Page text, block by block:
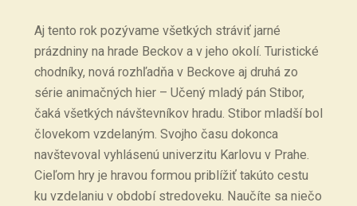
Aj tento rok pozývame všetkých stráviť jarné
prázdniny na hrade Beckov a v jeho okolí. Turistické
chodníky, nová rozhľadňa v Beckove aj druhá zo
série animačných hier – Učený mladý pán Stibor,
čaká všetkých návštevníkov hradu. Stibor mladší bol
človekom vzdelaným. Svojho času dokonca
navštevoval vyhlásenú univerzitu Karlovu v Prahe.
Cieľom hry je hravou formou priblížiť takúto cestu
ku vzdelaniu v období stredoveku. Naučíte sa niečo